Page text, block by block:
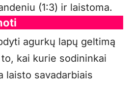
(1:3) ir laistoma.
agurkų lapų geltimą
kai kurie sodininkai
laisto savadarbiais